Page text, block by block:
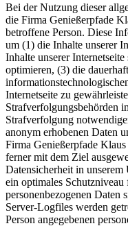
Bei der Nutzung dieser
die Firma Genießerpfade
betroffene Person. Diese
um (1) die Inhalte unserer
Inhalte unserer
optimieren, (3) die
Internetseite zu
Strafverfolgungsbehörden
Strafverfolgung
anonym erhobenen Daten
Firma Genießerpfade
ferner mit dem Ziel
Datensicherheit in
ein optimales
personenbezogenen Daten
Server-Logfiles werden
Person angegebenen